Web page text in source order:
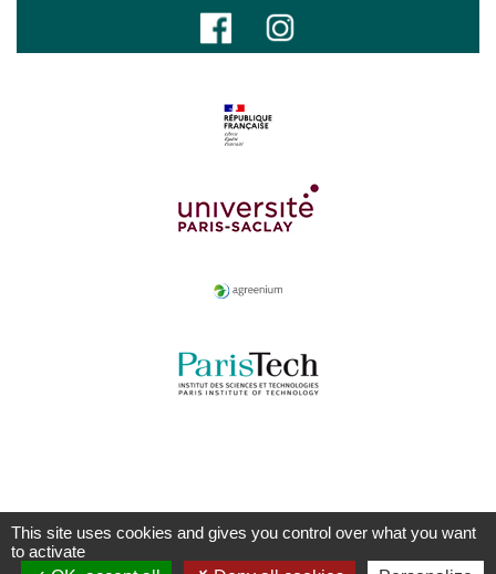
This site uses cookies and gives you control over what you want
to activate